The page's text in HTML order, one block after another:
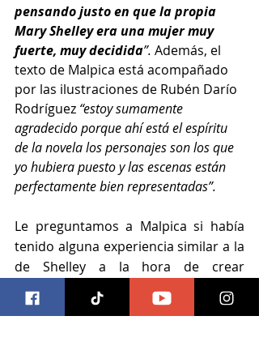
pensando justo en que la propia
Mary Shelley era una mujer muy
fuerte, muy decidida”. Además, el
texto de Malpica está acompañado
por las ilustraciones de Rubén Darío
Rodríguez “estoy sumamente
agradecido porque ahí está el espíritu
de la novela los personajes son los que
yo hubiera puesto y las escenas están
perfectamente bien representadas”.
Le preguntamos a Malpica si había
tenido alguna experiencia similar a la
de Shelley a la hora de crear
Frankstein y respondió
“creo que